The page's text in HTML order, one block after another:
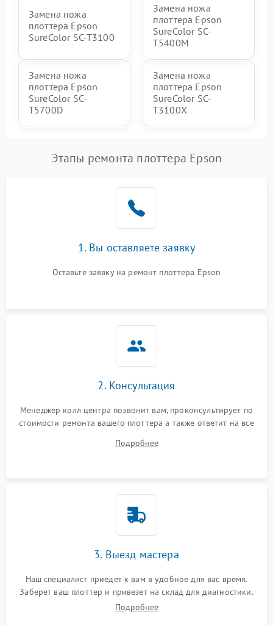
Замена ножа
плоттера Epson
SureColor SC-T3100
Замена ножа
плоттера Epson
SureColor SC-
T5400M
Замена ножа
плоттера Epson
SureColor SC-
T5700D
Замена ножа
плоттера Epson
SureColor SC-
T3100X
Этапы ремонта плоттера Epson
1. Вы оставляете заявку
Оставьте заявку на ремонт плоттера Epson
2. Консультация
Менеджер колл центра позвонит вам, проконсультирует по
стоимости ремонта вашего плоттера а также ответит на все
Подробнее
3. Выезд мастера
Наш специалист приедет к вам в удобное для вас время.
Заберет ваш плоттер и привезет на склад для диагностики.
Подробнее